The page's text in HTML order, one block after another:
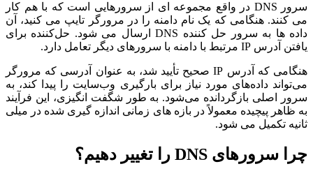
سرور DNS در واقع مجموعه ای از سرورهایی است که با هم کار
می کنند. هنگامی که یک نام دامنه را در مرورگر تایپ می کنید، آن
داده ها به سرور حل کننده DNS ارسال می شود. حل‌کننده برای
یافتن آدرس IP مرتبط با دامنه با سرورهای دیگر تعامل دارد.
هنگامی که آدرس IP صحیح تأیید شد، به عنوان آدرسی که مرورگر
می‌تواند داده‌های مورد نیاز برای بارگیری وب‌سایت را پیدا کند، به
سرور اصلی بازگردانده می‌شود. به طور شگفت انگیزی، این فرآیند
به ظاهر پیچیده معمولاً در بازه های زمانی اندازه گیری شده در میلی
ثانیه تکمیل می شود.
چرا سرورهای DNS را تغییر دهیم؟